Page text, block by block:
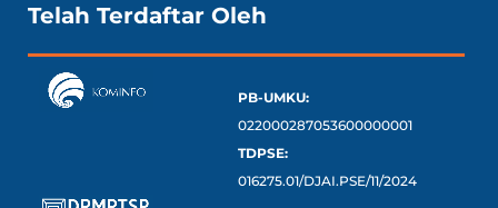
Telah Terdaftar Oleh
PB-UMKU:
022000287053600000001
TDPSE:
016275.01/DJAI.PSE/11/2024